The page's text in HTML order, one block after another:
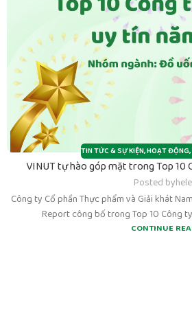
TIN TỨC & SỰ KIỆN,HOẠT ĐỘNG,
VINUT tự hào góp mặt trong Top
Posted by
Công ty Cổ phần Thực phẩm và Giải khát
Report công bố trong Top 10 Công
CONTINUE